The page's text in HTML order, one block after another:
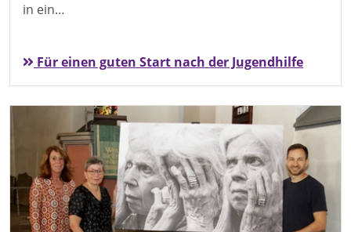
in ein…
Für einen guten Start nach der Jugendhilfe